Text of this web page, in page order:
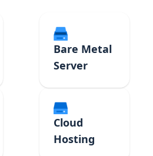
Bare Metal
Server
Cloud
Hosting